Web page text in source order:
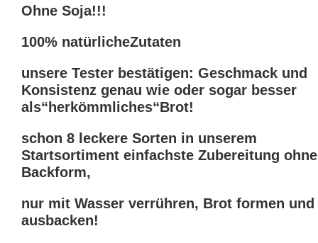
Ohne Soja!!!
100% natürlicheZutaten
unsere Tester bestätigen: Geschmack und
Konsistenz genau wie oder sogar besser
als“herkömmliches“Brot!
schon 8 leckere Sorten in unserem
Startsortiment einfachste Zubereitung ohne
Backform,
nur mit Wasser verrühren, Brot formen und
ausbacken!